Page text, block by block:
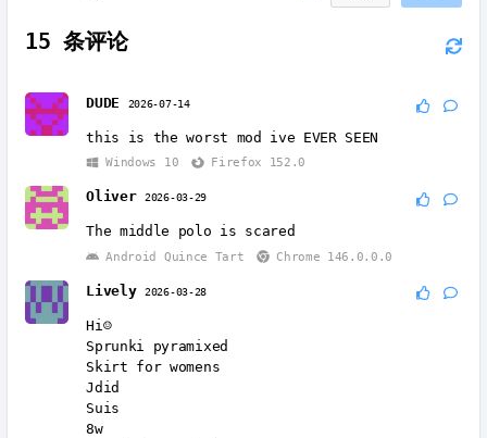
15 条评论
DUDE 2026-07-14
this is the worst mod ive EVER SEEN
Windows 10 Firefox 152.0
Oliver 2026-03-29
The middle polo is scared
Android Quince Tart Chrome 146.0.0.0
Lively2026-03-28
Hi☺️
Sprunki pyramixed
Skirt for womens
Jdid
Suis
8w